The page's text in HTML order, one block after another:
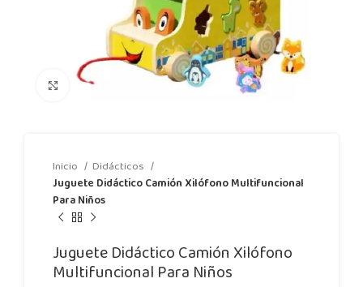
Click to enlarge
Inicio
Didácticos
Juguete Didáctico Camión Xilófono Multifuncional
Para Niños
Juguete Didáctico Camión Xilófono
Multifuncional Para Niños